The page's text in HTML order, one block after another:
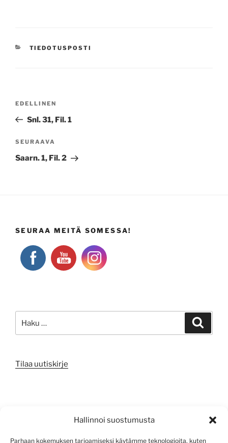
Hallinnoi suostumusta
Parhaan kokemuksen tarjoamiseksi käytämme teknologioita, kuten
KATEGORIAT
TIEDOTUSPOSTI
Edellinen
artikkeli
EDELLINEN
Snl. 31, Fil. 1
Seuraava
artikkeli
SEURAAVA
Saarn. 1, Fil. 2
SEURAA MEITÄ SOMESSA!
Tilaa uutiskirje